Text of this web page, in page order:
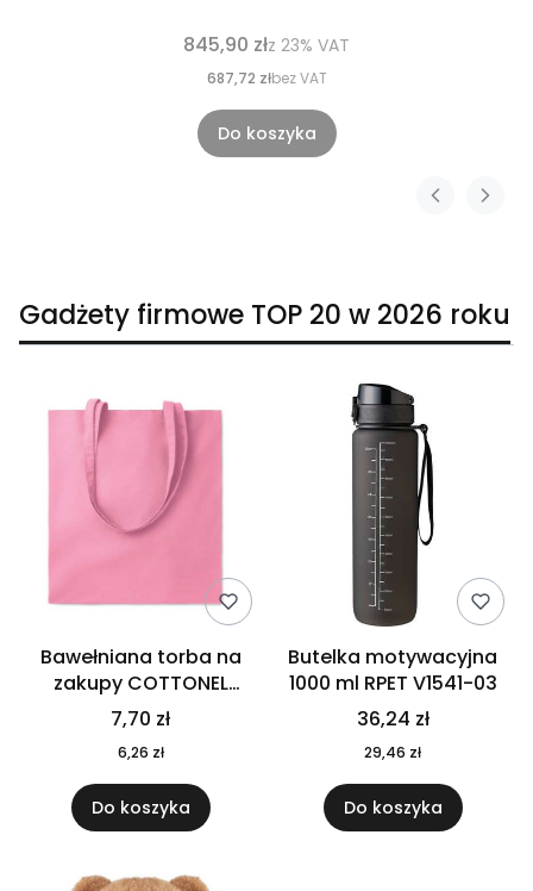
845,90 złz 23% VAT
687,72 złbez VAT
Do koszyka
Gadżety firmowe TOP 20 w 2026 roku
Bawełniana torba na
zakupy COTTONEL
COLOUR++ MO9846-11
7,70 zł
6,26 zł
Do koszyka
Butelka motywacyjna
1000 ml RPET V1541-03
36,24 zł
29,46 zł
Do koszyka